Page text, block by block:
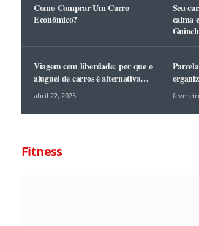
Como Comprar Um Carro
Econômico?
Seu
calma
Viagem com liberdade: por que o
aluguel de carros é alternativa
para as férias?
abril 22, 2025
Fitness